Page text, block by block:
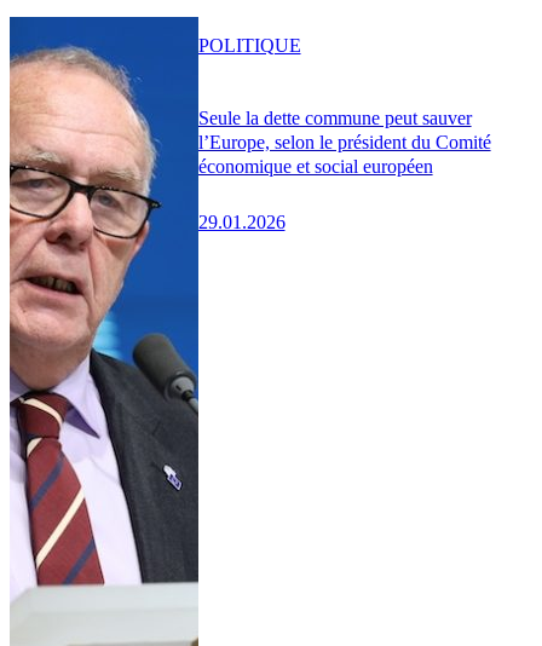
Seule la dette commune peut sauver
l’Europe, selon le président du Comité
économique et social européen
29.01.2026
POLITIQUE